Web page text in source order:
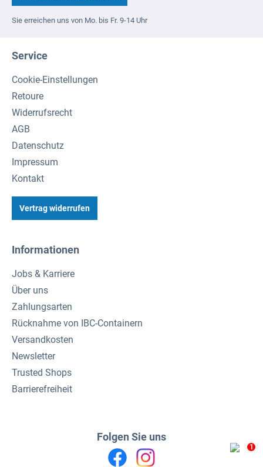
Sie erreichen uns von Mo. bis Fr. 9-14 Uhr
Service
Cookie-Einstellungen
Retoure
Widerrufsrecht
AGB
Datenschutz
Impressum
Kontakt
Vertrag widerrufen
Informationen
Jobs & Karriere
Über uns
Zahlungsarten
Rücknahme von IBC-Containern
Versandkosten
Newsletter
Trusted Shops
Barrierefreiheit
Folgen Sie uns
1